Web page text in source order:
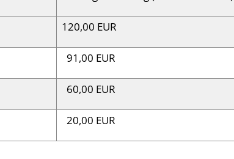
120,00 EUR
91,00 EUR
60,00 EUR
20,00 EUR